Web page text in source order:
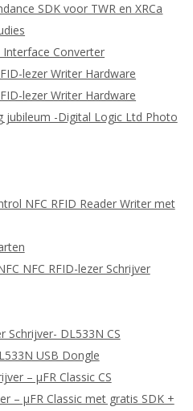
SDK voor TWR en XRCa
Interface Converter
lezer Writer Hardware
lezer Writer Hardware
jubileum -Digital Logic Ltd Photo
NFC RFID Reader Writer met
NFC RFID-lezer Schrijver
Schrijver- DL533N CS
USB Dongle
– μFR Classic CS
– μFR Classic met gratis SDK +